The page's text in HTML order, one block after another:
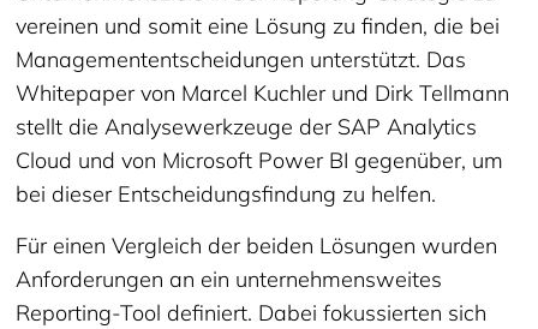
vereinen und somit eine Lösung zu finden, die bei
Managemententscheidungen unterstützt. Das
Whitepaper von Marcel Kuchler und Dirk Tellmann
stellt die Analysewerkzeuge der SAP Analytics
Cloud und von Microsoft Power BI gegenüber, um
bei dieser Entscheidungsfindung zu helfen.
Für einen Vergleich der beiden Lösungen wurden
Anforderungen an ein unternehmensweites
Reporting-Tool definiert. Dabei fokussierten sich